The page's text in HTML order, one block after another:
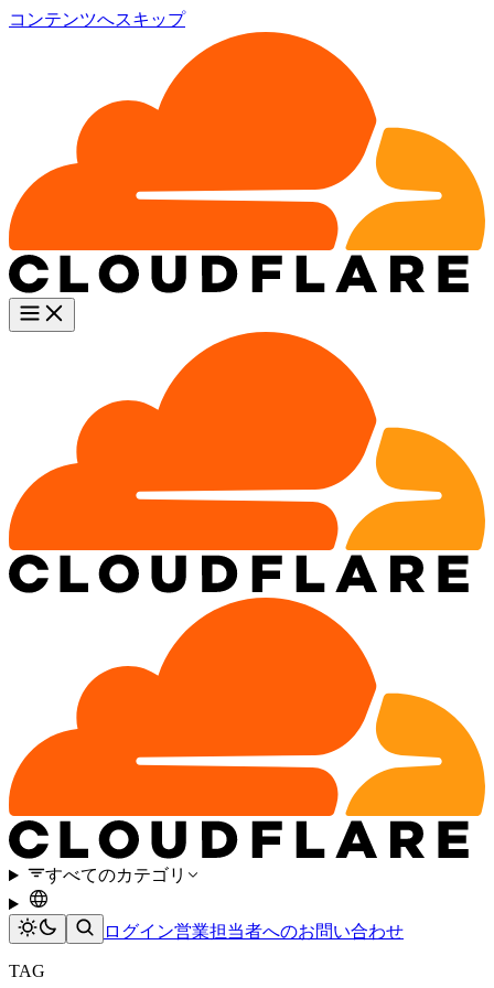
コンテンツへスキップ
すべてのカテゴリ
ログイン営業担当者へのお問い合わせ
TAG